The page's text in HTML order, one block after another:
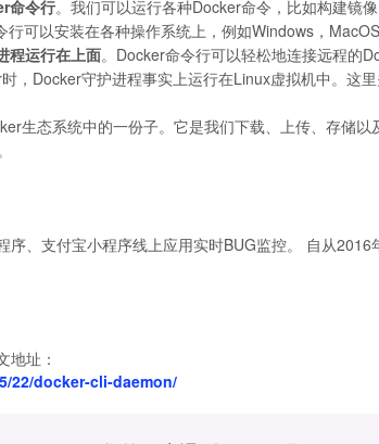
命令行。我们可以运行各种Docker命令，比如构建镜
可以安装在各种操作系统上，例如Windows，MacOS
程运行在上面。Docker命令行可以轻松地连接远程的
，Docker守护进程事实上运行在Linux虚拟机中。这
生态系统中的一份子。它是我们下载、上传、存储
序、支付宝小程序线上应用实时BUG监控。 自从
地址：
22/docker-cli-daemon/